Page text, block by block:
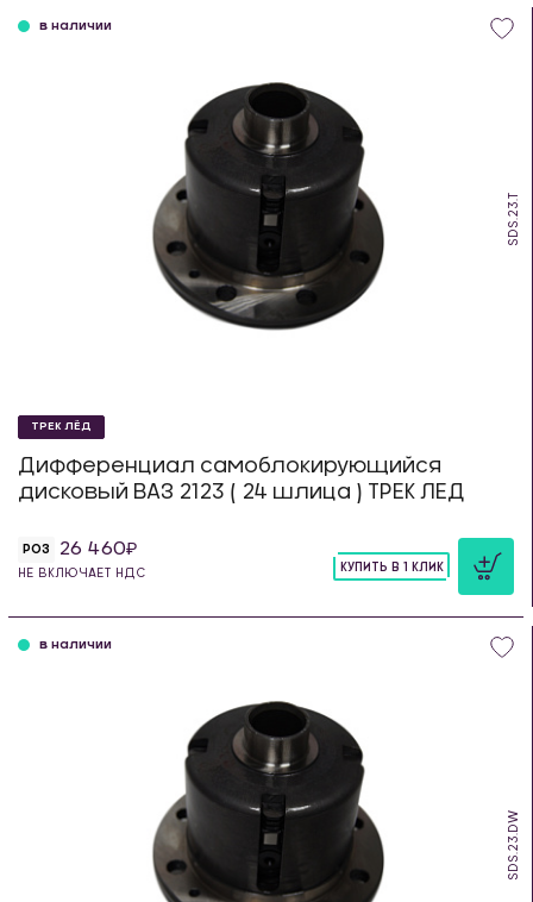
SDS.23.T
в наличии
ТРЕК ЛЁД
Дифференциал самоблокирующийся
дисковый ВАЗ 2123 ( 24 шлица ) ТРЕК ЛЕД
РОЗ 26 460
НЕ ВКЛЮЧАЕТ НДС
КУПИТЬ В 1 КЛИК
SDS.23.DW
в наличии